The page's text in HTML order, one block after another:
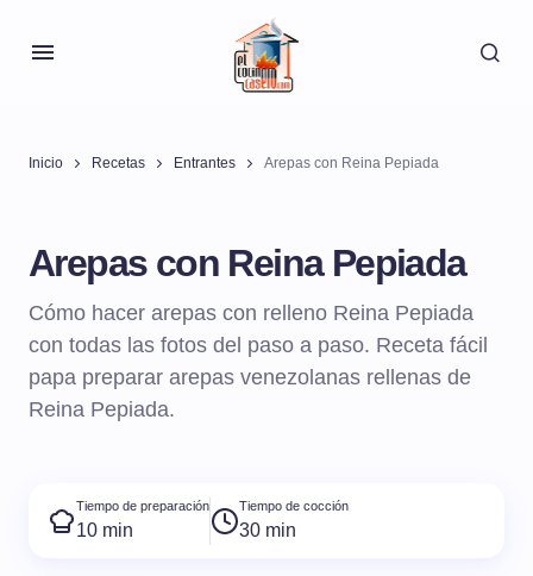
Inicio Recetas Entrantes Arepas con Reina Pepiada
Arepas con Reina Pepiada
Cómo hacer arepas con relleno Reina Pepiada
con todas las fotos del paso a paso. Receta fácil
papa preparar arepas venezolanas rellenas de
Reina Pepiada.
Tiempo de preparación
10 min
Tiempo de cocción
30 min